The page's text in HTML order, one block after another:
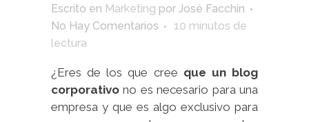
Escrito en Marketing por José Facchin
No Hay Comentarios
10 minutos de
lectura
¿Eres de los que cree que un blog
corporativo no es necesario para una
empresa y que es algo exclusivo para